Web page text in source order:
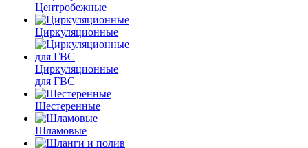
Центробежные
Циркуляционные
Циркуляционные
для ГВС
Шестеренные
Шламовые